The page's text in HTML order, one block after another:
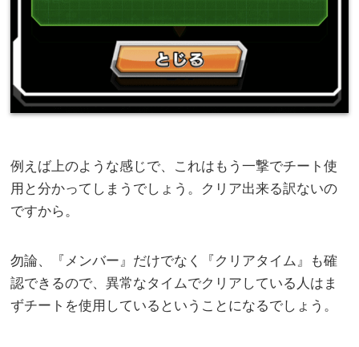
例えば上のような感じで、これはもう一撃でチート使
用と分かってしまうでしょう。クリア出来る訳ないの
ですから。
勿論、『メンバー』だけでなく『クリアタイム』も確
認できるので、異常なタイムでクリアしている人はま
ずチートを使用しているということになるでしょう。